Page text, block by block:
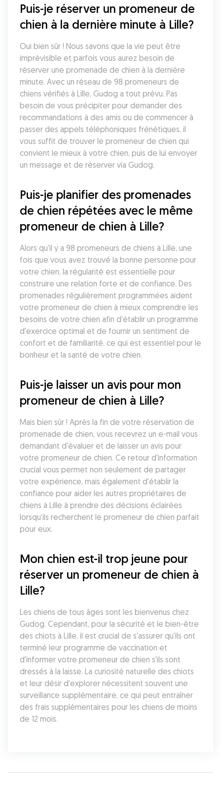
Puis-je réserver un promeneur de
chien à la dernière minute à Lille?
Oui bien sûr ! Nous savons que la vie peut être
imprévisible et parfois vous aurez besoin de
réserver une promenade de chien à la dernière
minute. Avec un réseau de 98 promeneurs de
chiens vérifiés à Lille, Gudog a tout prévu. Pas
besoin de vous précipiter pour demander des
recommandations à des amis ou de commencer à
passer des appels téléphoniques frénétiques, il
vous suffit de trouver le promeneur de chien qui
convient le mieux à votre chien, puis de lui envoyer
un message et de réserver via Gudog.
Puis-je planifier des promenades
de chien répétées avec le même
promeneur de chien à Lille?
Alors qu'il y a 98 promeneurs de chiens à Lille, une
fois que vous avez trouvé la bonne personne pour
votre chien, la régularité est essentielle pour
construire une relation forte et de confiance. Des
promenades régulièrement programmées aident
votre promeneur de chien à mieux comprendre les
besoins de votre chien afin d'établir un programme
d'exercice optimal et de fournir un sentiment de
confort et de familiarité, ce qui est essentiel pour le
bonheur et la santé de votre chien.
Puis-je laisser un avis pour mon
promeneur de chien à Lille?
Mais bien sûr ! Après la fin de votre réservation de
promenade de chien, vous recevrez un e-mail vous
demandant d'évaluer et de laisser un avis pour
votre promeneur de chien. Ce retour d'information
crucial vous permet non seulement de partager
votre expérience, mais également d'établir la
confiance pour aider les autres propriétaires de
chiens à Lille à prendre des décisions éclairées
lorsqu'ils recherchent le promeneur de chien parfait
pour eux.
Mon chien est-il trop jeune pour
réserver un promeneur de chien à
Lille?
Les chiens de tous âges sont les bienvenus chez
Gudog. Cependant, pour la sécurité et le bien-être
des chiots à Lille, il est crucial de s'assurer qu'ils ont
terminé leur programme de vaccination et
d'informer votre promeneur de chien s'ils sont
dressés à la laisse. La curiosité naturelle des chiots
et leur désir d'explorer nécessitent souvent une
surveillance supplémentaire, ce qui peut entraîner
des frais supplémentaires pour les chiens de moins
de 12 mois.